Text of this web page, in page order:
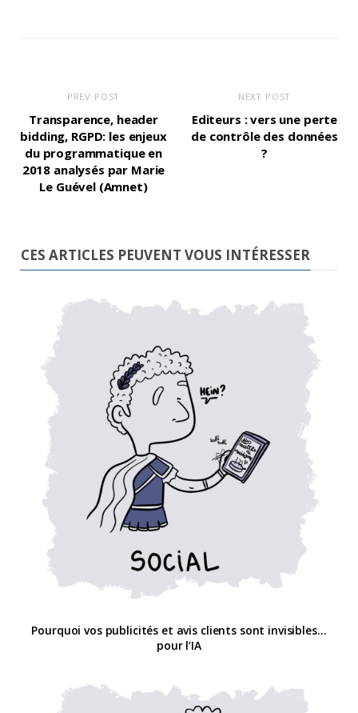
PREV POST
Transparence, header
bidding, RGPD: les enjeux
du programmatique en
2018 analysés par Marie
Le Guével (Amnet)
NEXT POST
Editeurs : vers une perte
de contrôle des données
?
CES ARTICLES PEUVENT VOUS INTÉRESSER
Pourquoi vos publicités et avis clients sont invisibles…
pour l’IA